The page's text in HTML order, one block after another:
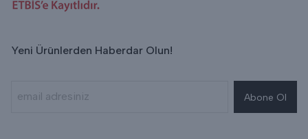
Yeni Ürünlerden Haberdar Olun!
Abone Ol